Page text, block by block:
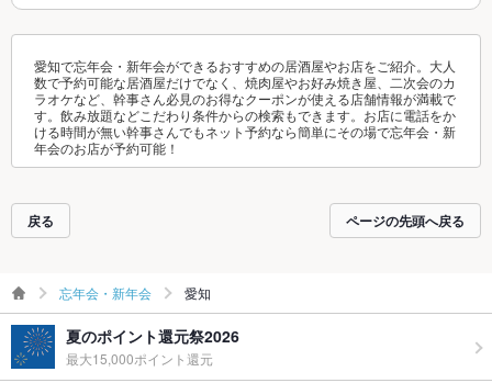
愛知で忘年会・新年会ができるおすすめの居酒屋やお店をご紹介。大人
数で予約可能な居酒屋だけでなく、焼肉屋やお好み焼き屋、二次会のカ
ラオケなど、幹事さん必見のお得なクーポンが使える店舗情報が満載で
す。飲み放題などこだわり条件からの検索もできます。お店に電話をか
ける時間が無い幹事さんでもネット予約なら簡単にその場で忘年会・新
年会のお店が予約可能！
戻る ページの先頭へ戻る
忘年会・新年会 愛知
夏のポイント還元祭2026
最大15,000ポイント還元